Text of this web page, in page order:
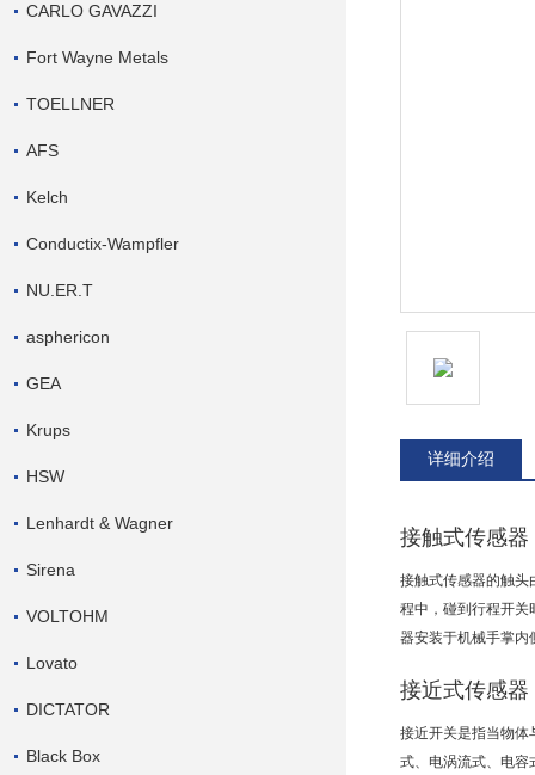
CARLO GAVAZZI
Fort Wayne Metals
TOELLNER
AFS
Kelch
Conductix-Wampfler
NU.ER.T
asphericon
GEA
Krups
HSW
Lenhardt & Wagner
Sirena
VOLTOHM
Lovato
DICTATOR
Black Box
详细介绍
接触式传感器
接触式传感器的触头
程中，碰到行程开关
器安装于机械手掌内
接近式传感器
接近开关是指当物体
式、电涡流式、电容